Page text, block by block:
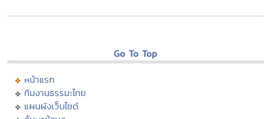
Go To Top
หน้าแรก
ทีมงานธรรมะไทย
แผนผังเว็บไซต์